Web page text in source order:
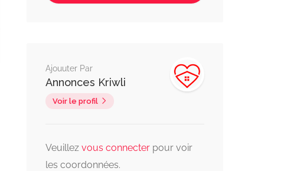
Ajouuter Par
Annonces Kriwli
Voir le profil
Veuillez vous connecter pour voir
les coordonnées.